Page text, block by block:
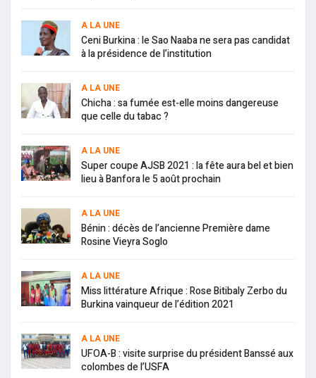
A LA UNE
Ceni Burkina : le Sao Naaba ne sera pas candidat
à la présidence de l’institution
A LA UNE
Chicha : sa fumée est-elle moins dangereuse
que celle du tabac ?
A LA UNE
Super coupe AJSB 2021 : la fête aura bel et bien
lieu à Banfora le 5 août prochain
A LA UNE
Bénin : décès de l’ancienne Première dame
Rosine Vieyra Soglo
A LA UNE
Miss littérature Afrique : Rose Bitibaly Zerbo du
Burkina vainqueur de l’édition 2021
A LA UNE
UFOA-B : visite surprise du président Banssé aux
colombes de l’USFA